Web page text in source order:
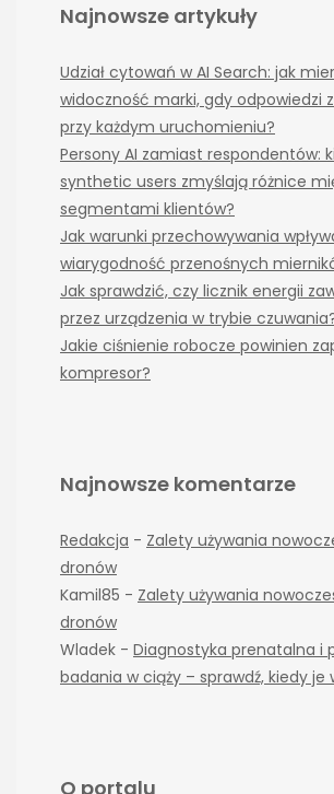
Najnowsze artykuły
Udział cytowań w AI Search: jak
widoczność marki, gdy odpowiedzi
przy każdym uruchomieniu?
Persony AI zamiast respondentów:
synthetic users zmyślają różnice
segmentami klientów?
Jak warunki przechowywania
wiarygodność przenośnych
Jak sprawdzić, czy licznik energii
przez urządzenia w trybie
Jakie ciśnienie robocze powinien
kompresor?
Najnowsze komentarze
Redakcja - Zalety używania
dronów
Kamil85 - Zalety używania
dronów
Wladek - Diagnostyka prenatalna i
badania w ciąży – sprawdź, kiedy je
O portalu